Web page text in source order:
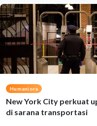
Humaniora
New York City perkuat
di sarana transportasi